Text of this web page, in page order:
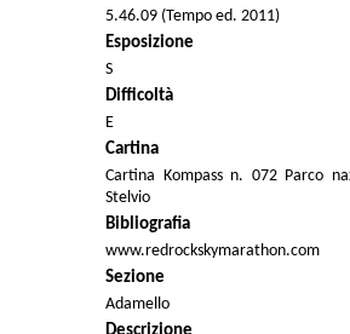
5.46.09 (Tempo ed. 2011)
Esposizione
S
Difficoltà
E
Cartina
Cartina Kompass n. 072 Parco
Stelvio
Bibliografia
www.redrockskymarathon.com
Sezione
Adamello